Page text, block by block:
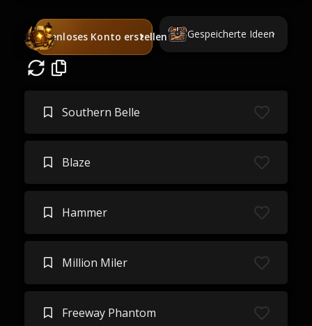
Kostenloses Konto erstellen Gespeicherte Ideen
Southern Belle
Blaze
Hammer
Million Miler
Freeway Phantom